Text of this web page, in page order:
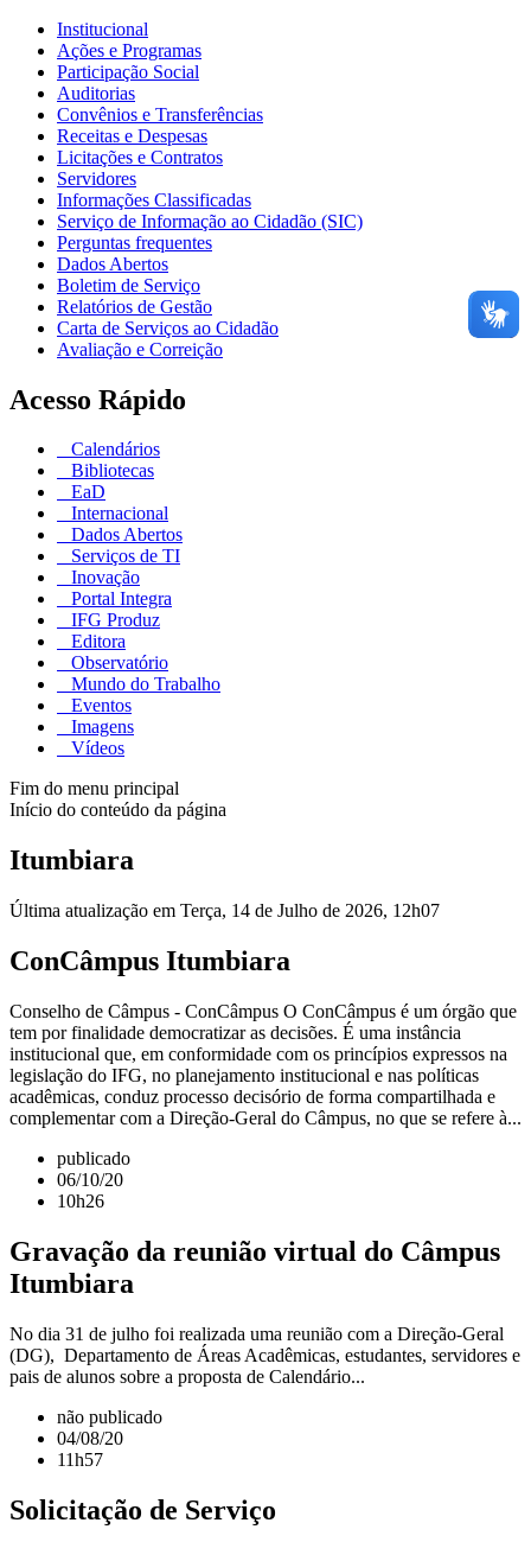
Institucional
Ações e Programas
Participação Social
Auditorias
Convênios e Transferências
Receitas e Despesas
Licitações e Contratos
Servidores
Informações Classificadas
Serviço de Informação ao Cidadão (SIC)
Perguntas frequentes
Dados Abertos
Boletim de Serviço
Relatórios de Gestão
Carta de Serviços ao Cidadão
Avaliação e Correição
Acesso Rápido
Calendários
Bibliotecas
EaD
Internacional
Dados Abertos
Serviços de TI
Inovação
Portal Integra
IFG Produz
Editora
Observatório
Mundo do Trabalho
Eventos
Imagens
Vídeos
Fim do menu principal
Início do conteúdo da página
Itumbiara
Última atualização em Terça, 14 de Julho de 2026, 12h07
ConCâmpus Itumbiara
Conselho de Câmpus - ConCâmpus O ConCâmpus é um órgão que
tem por finalidade democratizar as decisões. É uma instância
institucional que, em conformidade com os princípios expressos na
legislação do IFG, no planejamento institucional e nas políticas
acadêmicas, conduz processo decisório de forma compartilhada e
complementar com a Direção-Geral do Câmpus, no que se refere à...
publicado
06/10/20
10h26
Gravação da reunião virtual do Câmpus
Itumbiara
No dia 31 de julho foi realizada uma reunião com a Direção-Geral
(DG), Departamento de Áreas Acadêmicas, estudantes, servidores e
pais de alunos sobre a proposta de Calendário...
não publicado
04/08/20
11h57
Solicitação de Serviço